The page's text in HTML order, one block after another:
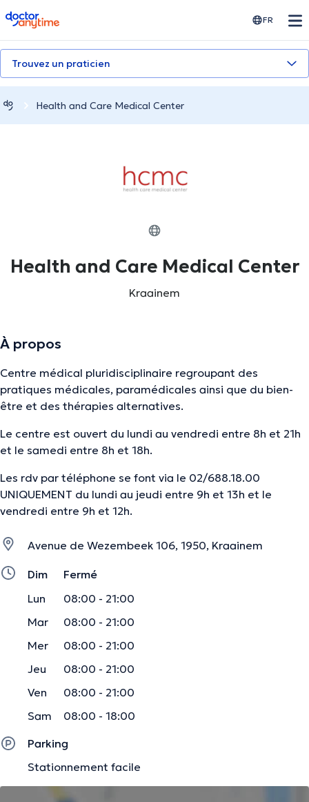
doctoranytime FR
Trouvez un praticien
Health and Care Medical Center
Health and Care Medical Center
Kraainem
À propos
Centre médical pluridisciplinaire regroupant des
pratiques médicales, paramédicales ainsi que du bien-
être et des thérapies alternatives.
Le centre est ouvert du lundi au vendredi entre 8h et 21h
et le samedi entre 8h et 18h.
Les rdv par téléphone se font via le 02/688.18.00
UNIQUEMENT du lundi au jeudi entre 9h et 13h et le
vendredi entre 9h et 12h.
Avenue de Wezembeek 106, 1950, Kraainem
Dim
Fermé
Lun
08:00 - 21:00
Mar
08:00 - 21:00
Mer
08:00 - 21:00
Jeu
08:00 - 21:00
Ven
08:00 - 21:00
Sam
08:00 - 18:00
Parking
Stationnement facile